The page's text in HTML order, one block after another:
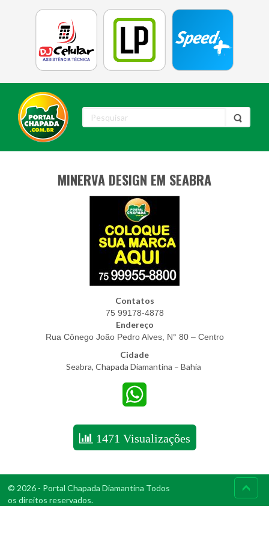
MINERVA DESIGN EM SEABRA
Contatos
75 99178-4878
Endereço
Rua Cônego João Pedro Alves, N° 80 – Centro
Cidade
Seabra, Chapada Diamantina – Bahia
1471 Visualizações
© 2026 - Portal Chapada Diamantina Todos
os direitos reservados.